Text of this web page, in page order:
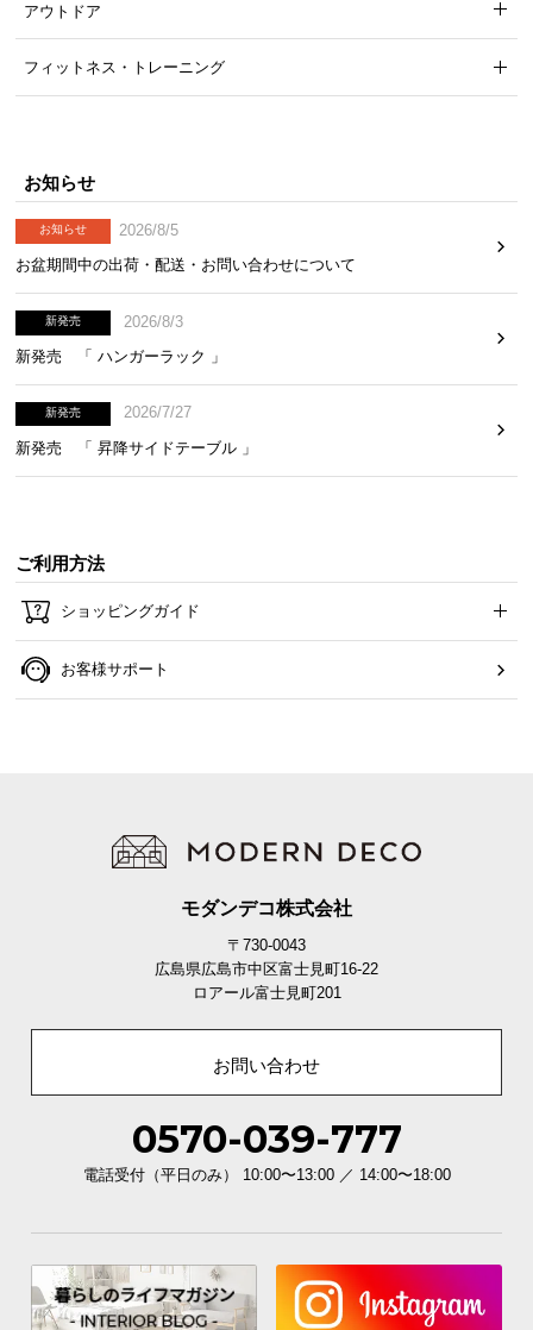
アウトドア
フィットネス・トレーニング
お知らせ
お知らせ
2026/8/5
お盆期間中の出荷・配送・お問い合わせについて
新発売
2026/8/3
新発売 「 ハンガーラック 」
新発売
2026/7/27
新発売 「 昇降サイドテーブル 」
ご利用方法
ショッピングガイド
お客様サポート
モダンデコ株式会社
〒730-0043
広島県広島市中区富士見町16-22
ロアール富士見町201
お問い合わせ
0570-039-777
電話受付（平日のみ） 10:00〜13:00 ／ 14:00〜18:00